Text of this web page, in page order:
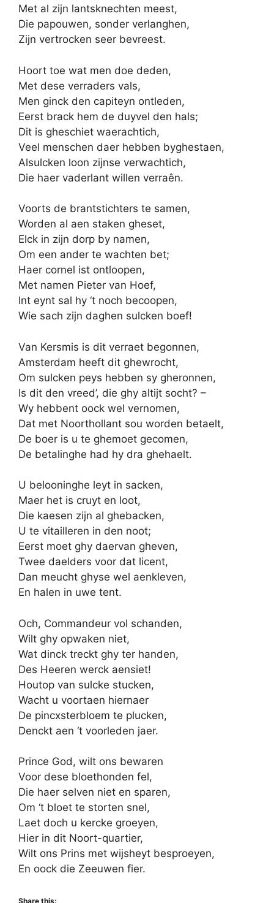
Met al zijn lantsknechten meest,
Die papouwen, sonder verlanghen,
Zijn vertrocken seer bevreest.
Hoort toe wat men doe deden,
Met dese verraders vals,
Men ginck den capiteyn ontleden,
Eerst brack hem de duyvel den hals;
Dit is gheschiet waerachtich,
Veel menschen daer hebben byghestaen,
Alsulcken loon zijnse verwachtich,
Die haer vaderlant willen verraên.
Voorts de brantstichters te samen,
Worden al aen staken gheset,
Elck in zijn dorp by namen,
Om een ander te wachten bet;
Haer cornel ist ontloopen,
Met namen Pieter van Hoef,
Int eynt sal hy ‘t noch becoopen,
Wie sach zijn daghen sulcken boef!
Van Kersmis is dit verraet begonnen,
Amsterdam heeft dit ghewrocht,
Om sulcken peys hebben sy gheronnen,
Is dit den vreed’, die ghy altijt socht? –
Wy hebbent oock wel vernomen,
Dat met Noorthollant sou worden betaelt,
De boer is u te ghemoet gecomen,
De betalinghe had hy dra ghehaelt.
U belooninghe leyt in sacken,
Maer het is cruyt en loot,
Die kaesen zijn al ghebacken,
U te vitailleren in den noot;
Eerst moet ghy daervan gheven,
Twee daelders voor dat licent,
Dan meucht ghyse wel aenkleven,
En halen in uwe tent.
Och, Commandeur vol schanden,
Wilt ghy opwaken niet,
Wat dinck treckt ghy ter handen,
Des Heeren werck aensiet!
Houtop van sulcke stucken,
Wacht u voortaen hiernaer
De pincxsterbloem te plucken,
Denckt aen ‘t voorleden jaer.
Prince God, wilt ons bewaren
Voor dese bloethonden fel,
Die haer selven niet en sparen,
Om ‘t bloet te storten snel,
Laet doch u kercke groeyen,
Hier in dit Noort-quartier,
Wilt ons Prins met wijsheyt besproeyen,
En oock die Zeeuwen fier.
Share this: